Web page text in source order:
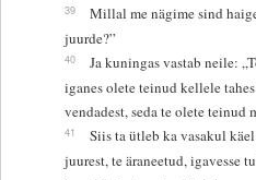
39
Millal me nägime sind
juurde?”
40
Ja kuningas vastab neile:
iganes olete teinud kellele
vendadest, seda te olete teinud
41
Siis ta ütleb ka vasakul
juurest, te äraneetud, igavesse